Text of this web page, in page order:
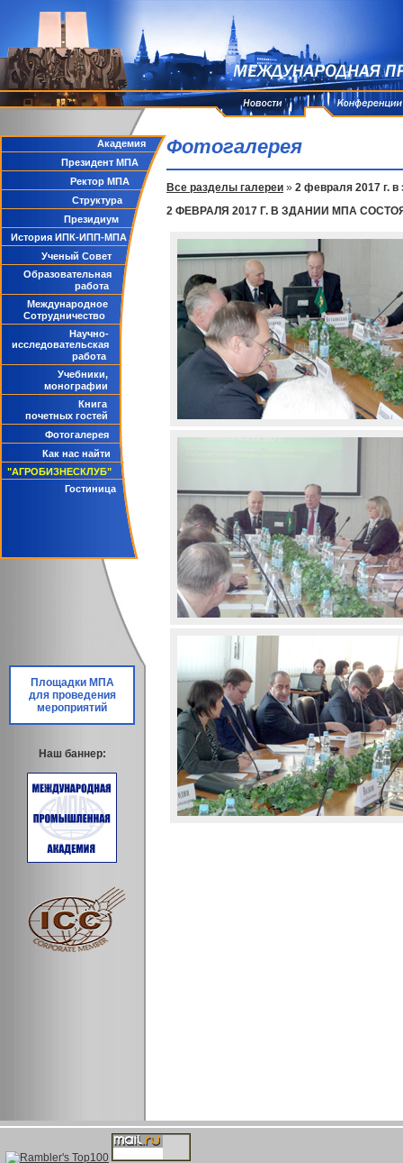
Академия
Президент МПА
Ректор МПА
Структура
Президиум
История ИПК-ИПП-МПА
Ученый Совет
Образовательная
работа
Международное
Сотрудничество
Научно-
исследовательская
работа
Учебники,
монографии
Книга
почетных гостей
Фотогалерея
Как нас найти
"АГРОБИЗНЕСКЛУБ"
Гостиница
Площадки МПА
для проведения
мероприятий
Наш баннер:
Фотогалерея
Все разделы галереи » 2 февраля 2017 г.
2 ФЕВРАЛЯ 2017 Г. В ЗДАНИИ МПА